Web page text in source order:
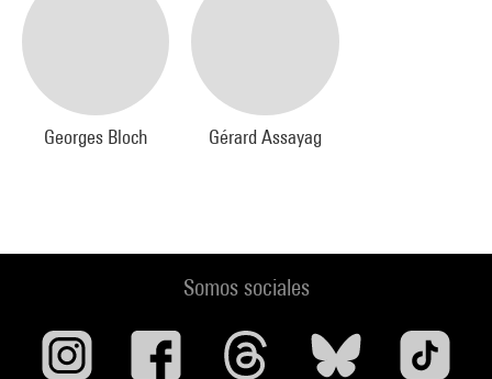
Georges Bloch Gérard Assayag
Somos sociales